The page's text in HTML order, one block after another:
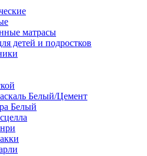
матрасы
детей и подростков
Белый/Цемент
Белый